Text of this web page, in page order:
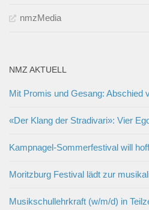
nmzMedia
NMZ AKTUELL
Mit Promis und Gesang: Abschied
«Der Klang der Stradivari»: Vier
Kampnagel-Sommerfestival will
Moritzburg Festival lädt zur
Musikschullehrkraft (w/m/d) in